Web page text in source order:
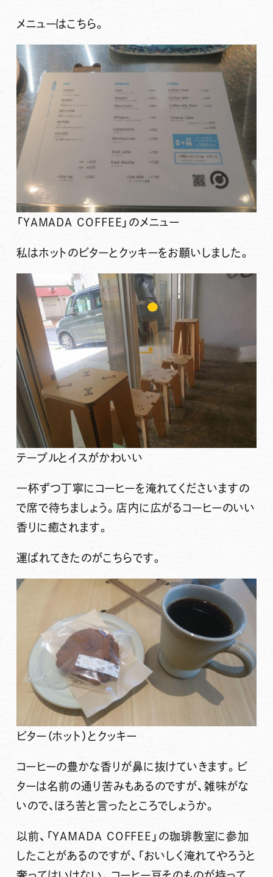
メニューはこちら。
「YAMADA COFFEE」のメニュー
私はホットのビターとクッキーをお願いしました。
テーブルとイスがかわいい
一杯ずつ丁寧にコーヒーを淹れてくださいますの
で席で待ちましょう。店内に広がるコーヒーのいい
香りに癒されます。
運ばれてきたのがこちらです。
ビター（ホット）とクッキー
コーヒーの豊かな香りが鼻に抜けていきます。ビ
ターは名前の通り苦みもあるのですが、雑味がな
いので、ほろ苦と言ったところでしょうか。
以前、「YAMADA COFFEE」の珈琲教室に参加
したことがあるのですが、「おいしく淹れてやろうと